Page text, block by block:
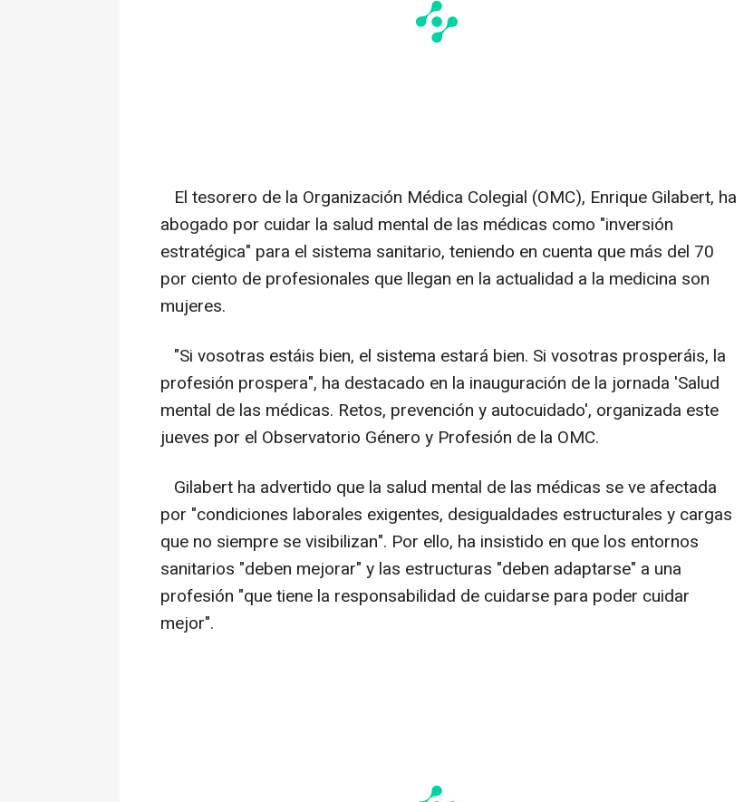
El tesorero de la Organización Médica Colegial (OMC), Enrique Gilabert, ha
abogado por cuidar la salud mental de las médicas como "inversión
estratégica" para el sistema sanitario, teniendo en cuenta que más del 70
por ciento de profesionales que llegan en la actualidad a la medicina son
mujeres.
"Si vosotras estáis bien, el sistema estará bien. Si vosotras prosperáis, la
profesión prospera", ha destacado en la inauguración de la jornada 'Salud
mental de las médicas. Retos, prevención y autocuidado', organizada este
jueves por el Observatorio Género y Profesión de la OMC.
Gilabert ha advertido que la salud mental de las médicas se ve afectada
por "condiciones laborales exigentes, desigualdades estructurales y cargas
que no siempre se visibilizan". Por ello, ha insistido en que los entornos
sanitarios "deben mejorar" y las estructuras "deben adaptarse" a una
profesión "que tiene la responsabilidad de cuidarse para poder cuidar
mejor".